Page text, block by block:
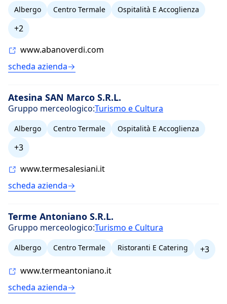
Albergo Centro Termale Ospitalità E Accoglienza
+2
www.abanoverdi.com
scheda azienda
Atesina SAN Marco S.R.L.
Gruppo merceologico:Turismo e Cultura
Albergo Centro Termale Ospitalità E Accoglienza
+3
www.termesalesiani.it
scheda azienda
Terme Antoniano S.R.L.
Gruppo merceologico:Turismo e Cultura
Albergo Centro Termale Ristoranti E Catering
+3
www.termeantoniano.it
scheda azienda